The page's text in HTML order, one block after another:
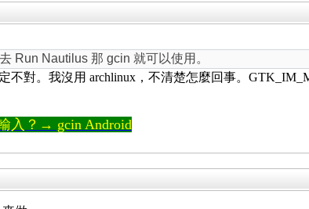
Run Nautilus 那 gcin 就可以使用。
對。我沒用 archlinux，不清楚怎麼回事。
入？→ gcin Android